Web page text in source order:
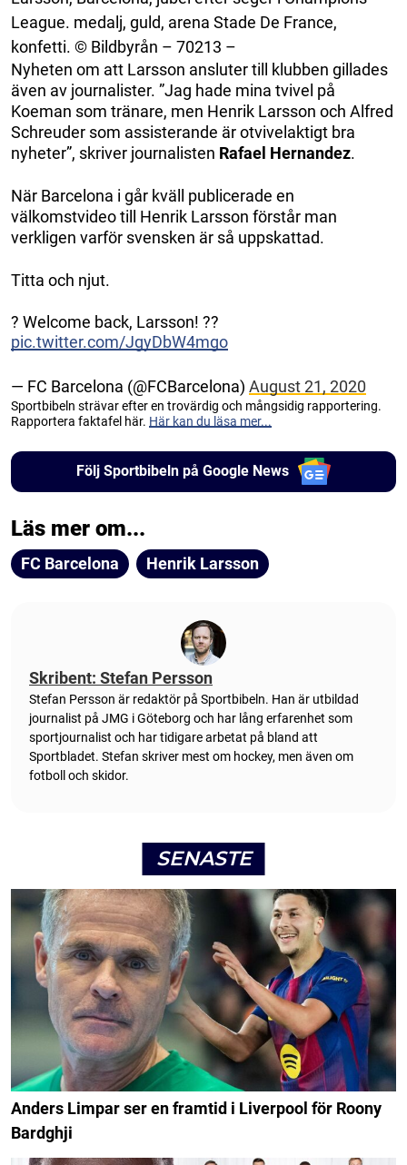
League. medalj, guld, arena Stade De France,
konfetti. © Bildbyrån – 70213 –
Nyheten om att Larsson ansluter till klubben gillades
även av journalister. ”Jag hade mina tvivel på
Koeman som tränare, men Henrik Larsson och Alfred
Schreuder som assisterande är otvivelaktigt bra
nyheter”, skriver journalisten Rafael Hernandez.
När Barcelona i går kväll publicerade en
välkomstvideo till Henrik Larsson förstår man
verkligen varför svensken är så uppskattad.
Titta och njut.
? Welcome back, Larsson! ??
pic.twitter.com/JgyDbW4mgo
— FC Barcelona (@FCBarcelona) August 21, 2020
Sportbibeln strävar efter en trovärdig och mångsidig rapportering.
Rapportera faktafel här. Här kan du läsa mer...
Följ Sportbibeln på Google News
Läs mer om...
FC Barcelona Henrik Larsson
Skribent: Stefan Persson
Stefan Persson är redaktör på Sportbibeln. Han är utbildad
journalist på JMG i Göteborg och har lång erfarenhet som
sportjournalist och har tidigare arbetat på bland att
Sportbladet. Stefan skriver mest om hockey, men även om
fotboll och skidor.
SENASTE
Anders Limpar ser en framtid i Liverpool för Roony
Bardghji